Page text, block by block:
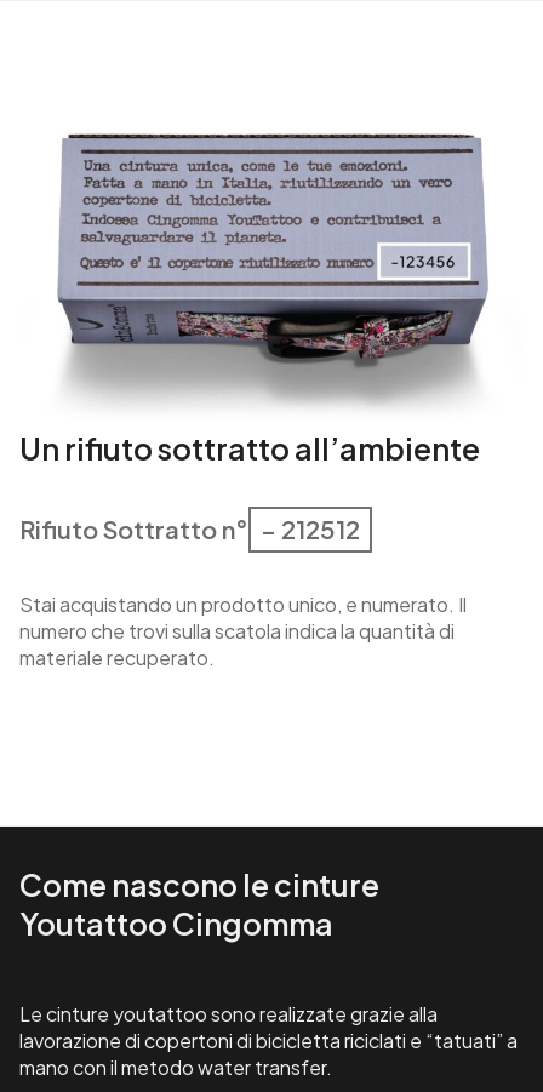
Un rifiuto sottratto all’ambiente
Rifiuto Sottratto n° – 212512
Stai acquistando un prodotto unico, e numerato. Il
numero che trovi sulla scatola indica la quantità di
materiale recuperato.
Come nascono le cinture
Youtattoo Cingomma
Le cinture youtattoo sono realizzate grazie alla
lavorazione di copertoni di bicicletta riciclati e “tatuati” a
mano con il metodo water transfer.